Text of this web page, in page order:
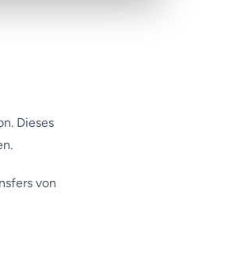
Dieses
von